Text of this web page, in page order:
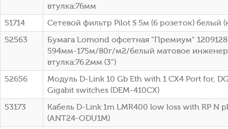
втулка:76мм
51714
Сетевой фильтр Pilot S 5м (6 розеток) белый
52563
Бумага Lomond офсетная "Премиум" 1209128
594мм-175м/80г/м2/белый матовое
втулка:76.2мм (3")
52656
Модуль D-Link 10 Gb Eth with 1 CX4 Port for,
Gigabit switches (DEM-410CX)
53173
Кабель D-Link 1m LMR400 low loss with RP N
(ANT24-ODU1M)